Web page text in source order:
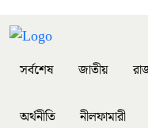
সর্বশেষ জাতীয়
অর্থনীতি নীলফামারী